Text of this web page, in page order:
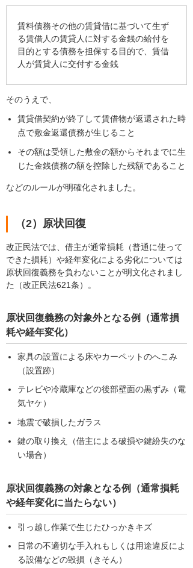
賃料債務その他の賃貸借に基づいて生ず
る賃借人の賃貸人に対する金銭の給付を
目的とする債務を担保する目的で、賃借
人が賃貸人に交付する金銭
そのうえで、
賃貸借契約が終了して賃借物が返還された時
点で敷金返還債務が生じること
その額は受領した敷金の額からそれまでに生
じた金銭債務の額を控除した残額であること
などのルールが明確化されました。
（2）原状回復
改正民法では、借主が通常損耗（普通に使って
できた損耗）や経年変化による劣化については
原状回復義務を負わないことが明文化されまし
た（改正民法621条）。
原状回復義務の対象外となる例（通常損
耗や経年変化）
家具の設置による床やカーペットのへこみ
（設置跡）
テレビや冷蔵庫などの後部壁面の黒ずみ（電
気ヤケ）
地震で破損したガラス
鍵の取り換え（借主による破損や鍵紛失のな
い場合）
原状回復義務の対象となる例（通常損耗
や経年変化に当たらない）
引っ越し作業で生じたひっかきキズ
日常の不適切な手入れもしくは用途違反によ
る設備などの毀損（きそん）